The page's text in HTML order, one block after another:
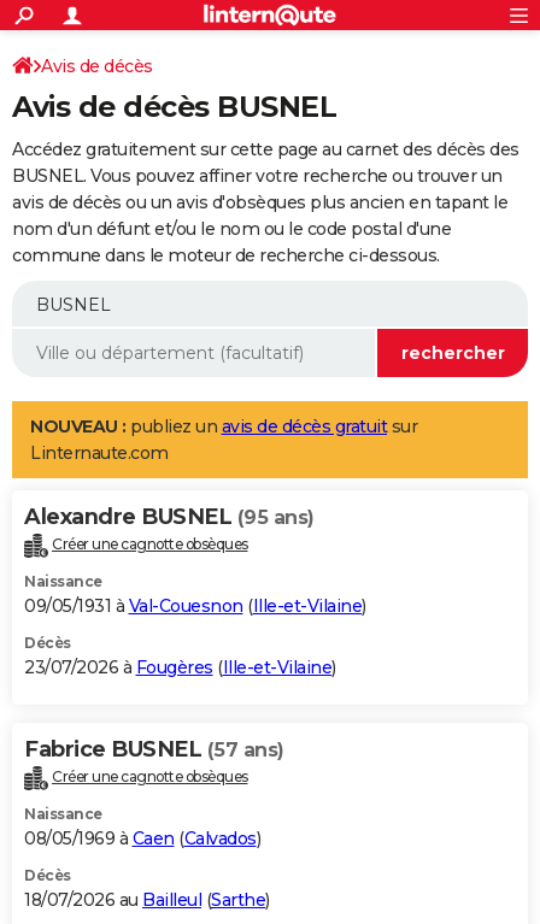
ACTUALITÉS
Politique
Société
Faits Divers
Education
Monde
Villes
+
SPORT
Coupe du monde 2026
Football
Tennis
Cyclisme
Rugby
Forum
Programme TV
TNT
Streaming
Cinéma
Sorties cinéma
Musique
+
FINANCE
Retraite
Epargne
Immobilier
Risques naturels par ville
Banque
Assurance
AUTO
Essais
Réserver un essai
Citadines
Berlines
SUV
Forum auto
+
Mobiles
Meilleur smartphone
Internet
Ordinateurs
Jeux vidéo
Guide high-tech
Aménagement intérieur
LIFESTYLE
Art de vivre
Bien-être
Loisirs
Mode
Modes de vie
Alimentation
Guide de la santé
Maladies
Médicaments
Sommeil
VOYAGE
Destinations
City break
Voyage nature
Voyage de noces
Forum
Climat
+PHOTO
GUIDES D'ACHAT
BONS PLANS
Carte de Noël
Carte Bonne année
Carte Saint-Valentin
Carte Pâques
Carte d'anniversaire
DICTIONNAIRE
Dictionnaire
Biographies
Citations
Expressions
Proverbes
PROGRAMME TV
S'inscrire
Se connecter
Lycées
Collèges
Primaires
Universités
Entreprises
Service militaire
Avis de recherche
AVIS DE DÉCÈS
Avis de décès
Avis de décès BUSNEL
Accédez gratuitement sur cette page au carnet des décès des
BUSNEL. Vous pouvez affiner votre recherche ou trouver un
avis de décès ou un avis d'obsèques plus ancien en tapant le
nom d'un défunt et/ou le nom ou le code postal d'une
commune dans le moteur de recherche ci-dessous.
NOUVEAU : publiez un avis de décès gratuitsur
Linternaute.com
Alexandre BUSNEL (95 ans)
Créer une cagnotte obsèques
Naissance
09/05/1931 à Val-Couesnon (Ille-et-Vilaine)
Décès
23/07/2026 à Fougères (Ille-et-Vilaine)
Fabrice BUSNEL (57 ans)
Créer une cagnotte obsèques
Naissance
08/05/1969 à Caen (Calvados)
Décès
18/07/2026 au Bailleul (Sarthe)